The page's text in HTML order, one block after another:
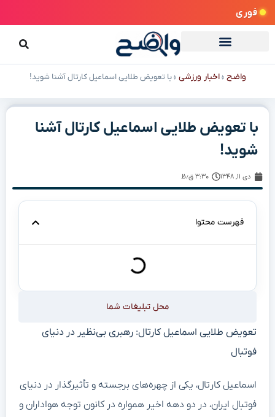
فوری
واضح »اخبار ورزشی »با تعویض طلایی اسماعیل کارتال آشنا شوید!
با تعویض طلایی اسماعیل کارتال آشنا
شوید!
دی ۱۱, ۱۳۴۸ ۳:۳۰ ق٫ظ
فهرست محتوا
محل تبلیغات شما
تعویض طلایی اسماعیل کارتال: رهبری بی‌نظیر در دنیای
فوتبال
اسماعیل کارتال، یکی از چهره‌های برجسته و تأثیرگذار در دنیای
فوتبال ایران، در دو دهه اخیر همواره در کانون توجه هواداران و